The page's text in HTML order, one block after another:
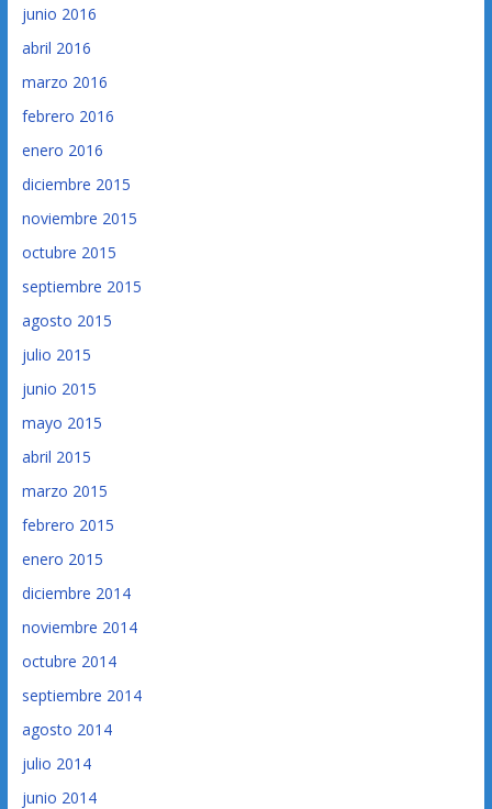
junio 2016
abril 2016
marzo 2016
febrero 2016
enero 2016
diciembre 2015
noviembre 2015
octubre 2015
septiembre 2015
agosto 2015
julio 2015
junio 2015
mayo 2015
abril 2015
marzo 2015
febrero 2015
enero 2015
diciembre 2014
noviembre 2014
octubre 2014
septiembre 2014
agosto 2014
julio 2014
junio 2014